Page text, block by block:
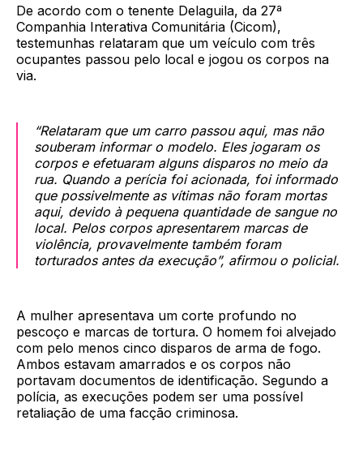
De acordo com o tenente Delaguila, da 27ª
Companhia Interativa Comunitária (Cicom),
testemunhas relataram que um veículo com três
ocupantes passou pelo local e jogou os corpos na
via.
“Relataram que um carro passou aqui, mas não
souberam informar o modelo. Eles jogaram os
corpos e efetuaram alguns disparos no meio da
rua. Quando a perícia foi acionada, foi informado
que possivelmente as vítimas não foram mortas
aqui, devido à pequena quantidade de sangue no
local. Pelos corpos apresentarem marcas de
violência, provavelmente também foram
torturados antes da execução”, afirmou o policial.
A mulher apresentava um corte profundo no
pescoço e marcas de tortura. O homem foi alvejado
com pelo menos cinco disparos de arma de fogo.
Ambos estavam amarrados e os corpos não
portavam documentos de identificação. Segundo a
polícia, as execuções podem ser uma possível
retaliação de uma facção criminosa.